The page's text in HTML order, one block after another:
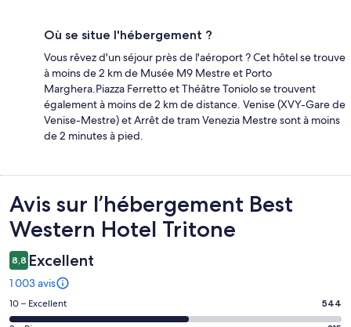
Où se situe l'hébergement ?
Vous rêvez d'un séjour près de l'aéroport ? Cet hôtel se trouve
à moins de 2 km de Musée M9 Mestre et Porto
Marghera.Piazza Ferretto et Théâtre Toniolo se trouvent
également à moins de 2 km de distance. Venise (XVY-Gare de
Venise-Mestre) et Arrêt de tram Venezia Mestre sont à moins
de 2 minutes à pied.
Avis
Avis sur l’hébergement Best
Western Hotel Tritone
8,8 Excellent
1 003 avis
Note
des
10 – Excellent 544